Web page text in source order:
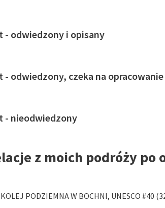
- odwiedzony i opisany
- odwiedzony, czeka na opracowanie
- nieodwiedzony
z moich podróży po
PODZIEMNA W BOCHNI, UNESCO #40